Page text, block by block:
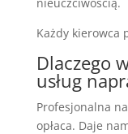
Każdy kierowca
Dlaczego
usług
Profesjonalna
opłaca. Daje